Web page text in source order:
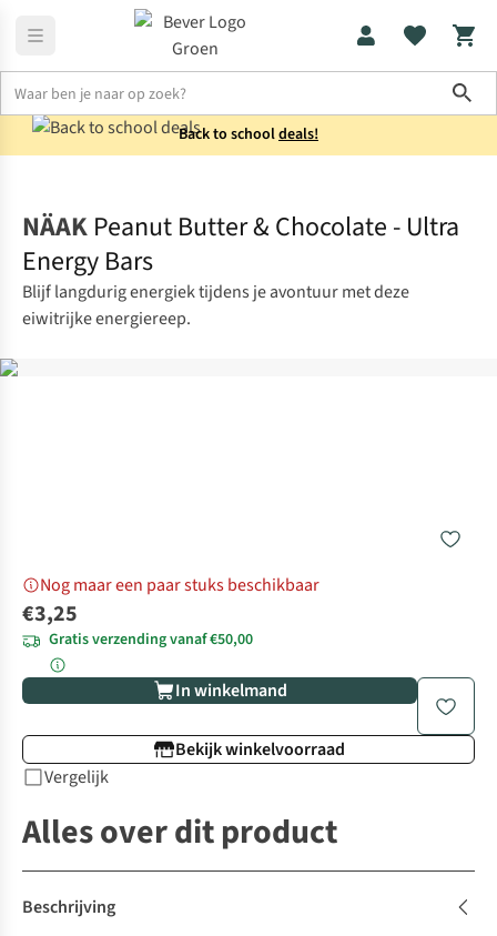
Back to schooldeals!
NÄAK Peanut Butter & Chocolate - Ultra
Energy Bars
Blijf langdurig energiek tijdens je avontuur met deze
eiwitrijke energiereep.
Nog maar een paar stuks beschikbaar
€3,25
Gratis verzending vanaf €50,00
In winkelmand
Bekijk winkelvoorraad
Vergelijk
Alles over dit product
Beschrijving